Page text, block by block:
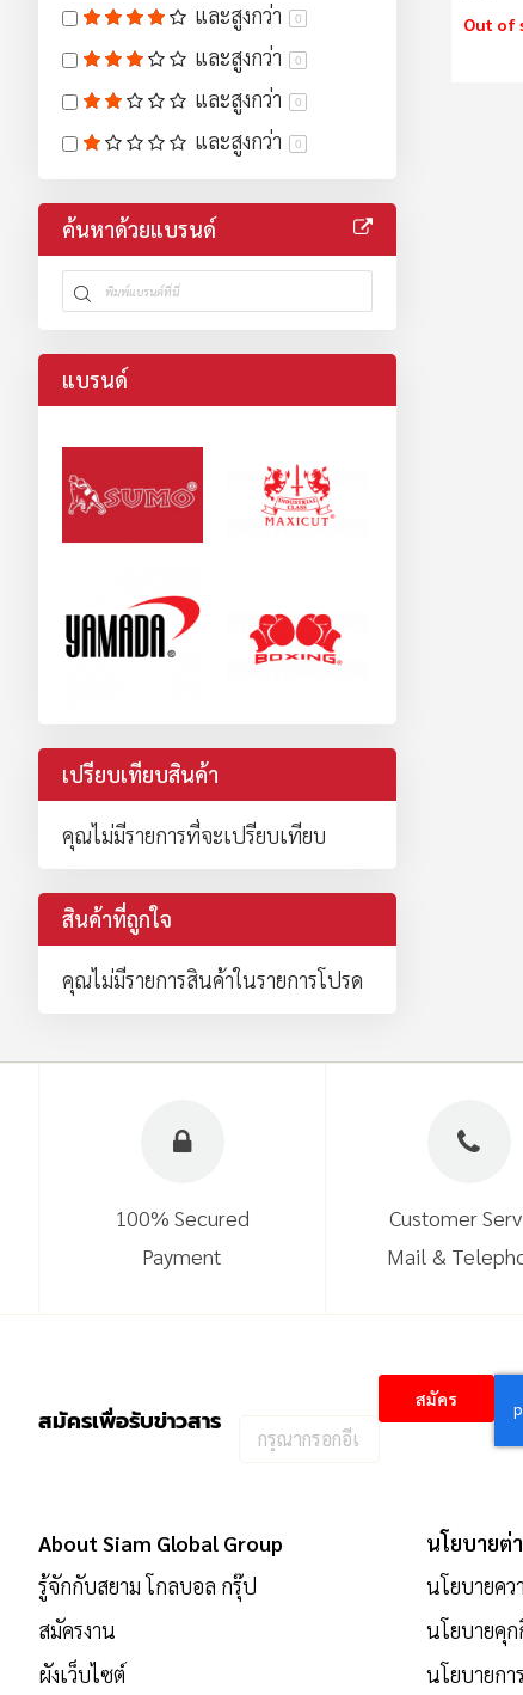
Out of
และสูงกว่า 0
และสูงกว่า 0
และสูงกว่า 0
และสูงกว่า 0
ค้นหาด้วยแบรนด์
แบรนด์
เปรียบเทียบสินค้า
คุณไม่มีรายการที่จะเปรียบเทียบ
สินค้าที่ถูกใจ
คุณไม่มีรายการสินค้าในรายการโปรด
100% Secured
Payment
Customer
Mail &
สมัครเพื่อรับข่าวสาร
กรอก
รับ
ข่าวสาร:
สมัคร
About Siam Global Group
รู้จักกับสยาม โกลบอล กรุ๊ป
สมัครงาน
ผังเว็บไซต์
นโยบายต่
นโยบายค
นโยบายคุก
นโยบายก